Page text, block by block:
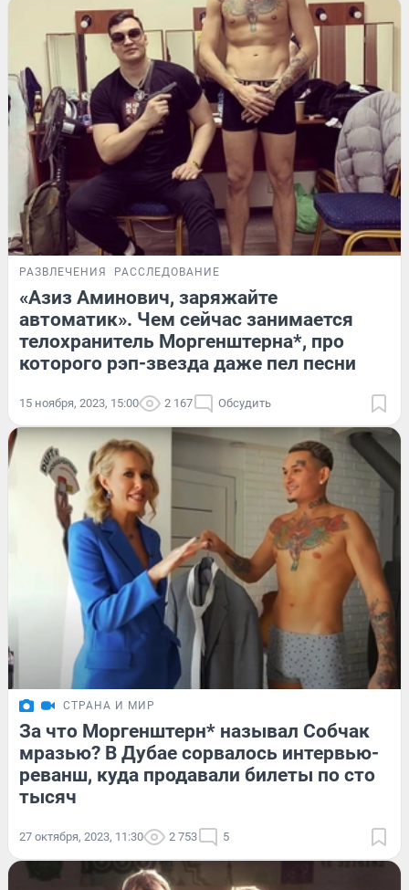
РАЗВЛЕЧЕНИЯ РАССЛЕДОВАНИЕ
«Азиз Аминович, заряжайте
автоматик». Чем сейчас занимается
телохранитель Моргенштерна*, про
которого рэп-звезда даже пел песни
15 ноября, 2023, 15:00 2 167 Обсудить
СТРАНА И МИР
За что Моргенштерн* называл Собчак
мразью? В Дубае сорвалось интервью-
реванш, куда продавали билеты по сто
тысяч
27 октября, 2023, 11:30 2 753 5